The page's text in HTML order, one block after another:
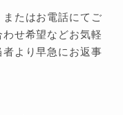
またはお電話にてご
せ希望などお気軽
より早急にお返事